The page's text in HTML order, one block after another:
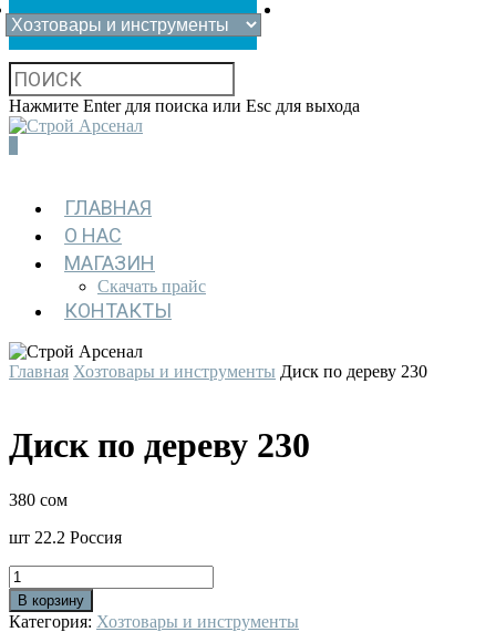
Нажмите Enter для поиска или Esc для выхода
ГЛАВНАЯ
О НАС
МАГАЗИН
Скачать прайс
КОНТАКТЫ
Главная Хозтовары и инструменты Диск по дереву 230
Диск по дереву 230
380 сом
шт 22.2 Россия
Количество
В корзину
Категория: Хозтовары и инструменты